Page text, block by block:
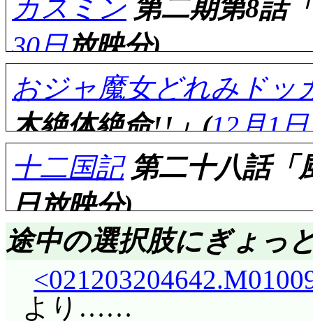
カスミン 第二期第8話
30日放映分)
評価……☆☆☆☆(前回比
取り返した筈の鍵は
子男, そう言えば手先
カスミの恰好がちょ
際に感服。しかし「
の方って言うのは(^^;;;
おジャ魔女どれみドッ
木絶体絶命!!」(12月1日
評価……☆☆☆☆☆(前回
いやあ, やると思っ
つもりでいた玉木。
十二国記第二十八話「
日放映分)
評価……☆☆☆☆☆(前回
途中の選択肢にぎょっ
より……